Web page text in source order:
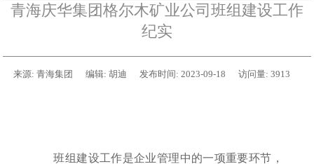
青海庆华集团格尔木矿业公司班组建设工作
纪实
来源: 青海集团 编辑: 胡迪 发布时间: 2023-09-18 访问量: 3913
班组建设工作是企业管理中的一项重要环节，